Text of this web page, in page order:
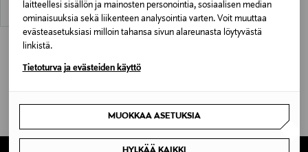
laitteellesi sisällön ja mainosten personointia, sosiaalisen median
ominaisuuksia sekä liikenteen analysointia varten. Voit muuttaa
evästeasetuksiasi milloin tahansa sivun alareunasta löytyvästä
linkistä.
Tietoturva ja evästeiden käyttö
MUOKKAA ASETUKSIA